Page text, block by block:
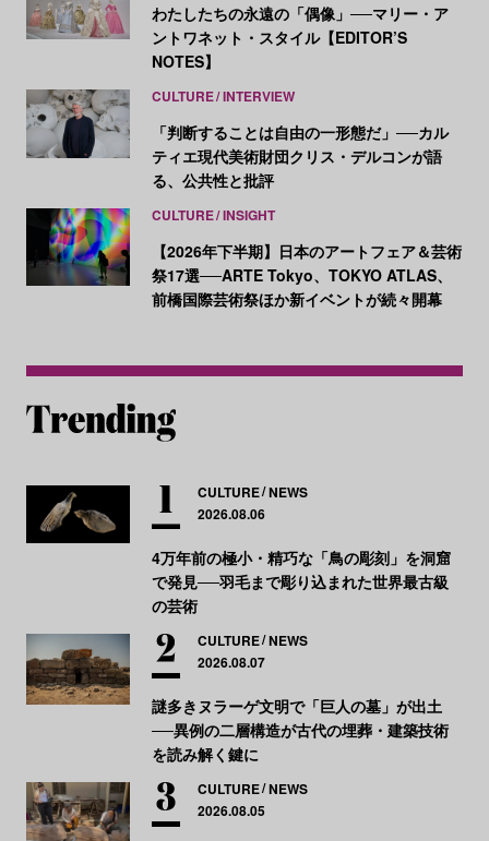
わたしたちの永遠の「偶像」──マリー・ア
ントワネット・スタイル【EDITOR’S
NOTES】
CULTURE INTERVIEW
「判断することは自由の一形態だ」──カル
ティエ現代美術財団クリス・デルコンが語
る、公共性と批評
CULTURE INSIGHT
【2026年下半期】日本のアートフェア＆芸術
祭17選──ARTE Tokyo、TOKYO ATLAS、
前橋国際芸術祭ほか新イベントが続々開幕
CULTURE NEWS
2026.08.06
4万年前の極小・精巧な「鳥の彫刻」を洞窟
で発見──羽毛まで彫り込まれた世界最古級
の芸術
CULTURE NEWS
2026.08.07
謎多きヌラーゲ文明で「巨人の墓」が出土
──異例の二層構造が古代の埋葬・建築技術
を読み解く鍵に
CULTURE NEWS
2026.08.05